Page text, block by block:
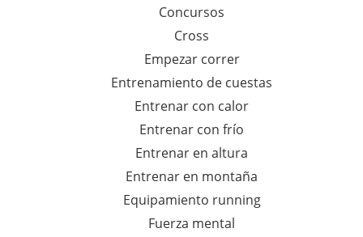
:
Concursos
Cross
Empezar correr
Entrenamiento de cuestas
Entrenar con calor
Entrenar con frío
Entrenar en altura
Entrenar en montaña
Equipamiento running
Fuerza mental